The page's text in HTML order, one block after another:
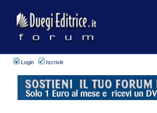
Login Iscriviti